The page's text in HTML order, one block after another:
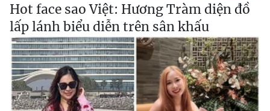
Hot face sao Việt: Hương Tràm diện đồ
lấp lánh biểu diễn trên sân khấu